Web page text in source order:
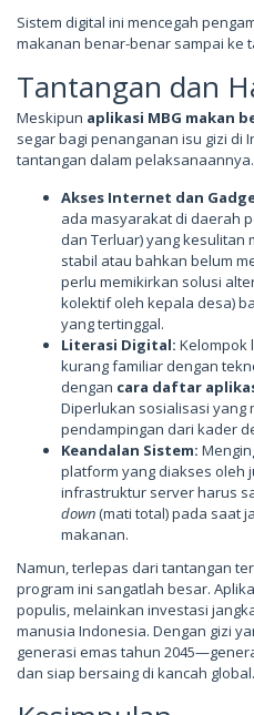
Sistem digital ini mencegah
makanan benar-benar sampai ke
Tantangan dan
Meskipun aplikasi MBG makan
segar bagi penanganan isu gizi di
tantangan dalam pelaksanaannya.
Akses Internet dan
ada masyarakat di daerah
dan Terluar) yang
stabil atau bahkan belum
perlu memikirkan solusi
kolektif oleh kepala desa)
yang tertinggal.
Literasi Digital: Kelompok
kurang familiar dengan
dengan cara daftar
Diperlukan sosialisasi yang
pendampingan dari kader
Keandalan Sistem:
platform yang diakses oleh
infrastruktur server harus
down(mati total) pada saat
makanan.
Namun, terlepas dari tantangan
program ini sangatlah besar.
populis, melainkan investasi
manusia Indonesia. Dengan gizi
generasi emas tahun
dan siap bersaing di kancah global.